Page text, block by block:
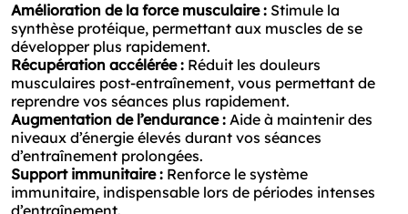
Amélioration de la force musculaire : Stimule la
synthèse protéique, permettant aux muscles de se
développer plus rapidement.
Récupération accélérée : Réduit les douleurs
musculaires post-entraînement, vous permettant de
reprendre vos séances plus rapidement.
Augmentation de l’endurance : Aide à maintenir des
niveaux d’énergie élevés durant vos séances
d’entraînement prolongées.
Support immunitaire : Renforce le système
immunitaire, indispensable lors de périodes intenses
d’entraînement.